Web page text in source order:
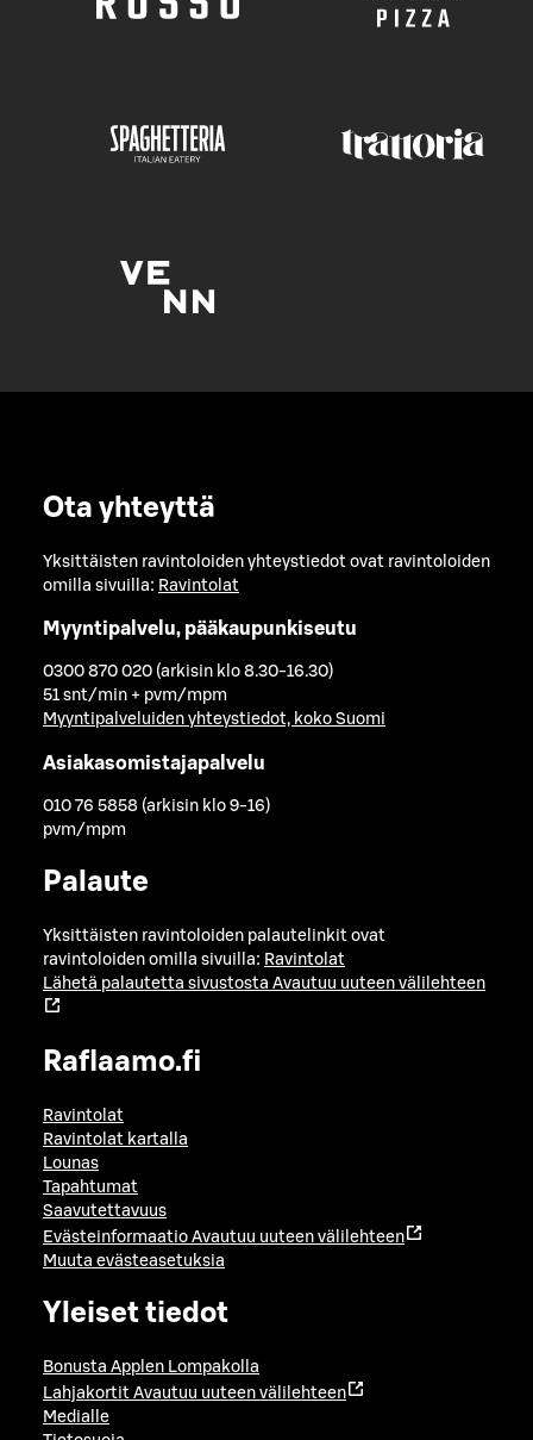
Ota yhteyttä
Yksittäisten ravintoloiden yhteystiedot ovat ravintoloiden
omilla sivuilla: Ravintolat
Myyntipalvelu, pääkaupunkiseutu
0300 870 020 (arkisin klo 8.30-16.30)
51 snt/min + pvm/mpm
Myyntipalveluiden yhteystiedot, koko Suomi
Asiakasomistajapalvelu
010 76 5858 (arkisin klo 9-16)
pvm/mpm
Palaute
Yksittäisten ravintoloiden palautelinkit ovat
ravintoloiden omilla sivuilla: Ravintolat
Lähetä palautetta sivustosta Avautuu uuteen välilehteen
Raflaamo.fi
Ravintolat
Ravintolat kartalla
Lounas
Tapahtumat
Saavutettavuus
Evästeinformaatio Avautuu uuteen välilehteen
Muuta evästeasetuksia
Yleiset tiedot
Bonusta Applen Lompakolla
Lahjakortit Avautuu uuteen välilehteen
Medialle